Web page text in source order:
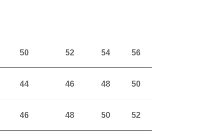
50 52 54 56
44 46 48 50
46 48 50 52